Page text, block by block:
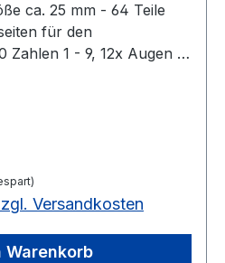
für den
Zahlen 1 - 9, 12x Augen 1
Versandkosten
Warenkorb